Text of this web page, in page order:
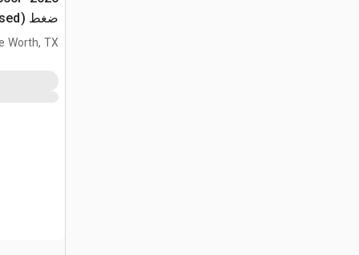
ضغط (Unused)
Worth, TX